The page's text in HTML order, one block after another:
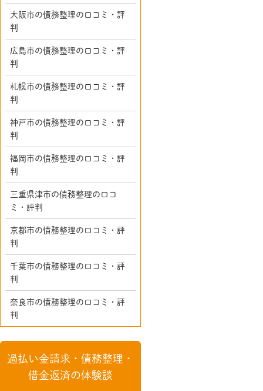
大阪市の債務整理の口コミ・評
判
広島市の債務整理の口コミ・評
判
札幌市の債務整理の口コミ・評
判
神戸市の債務整理の口コミ・評
判
福岡市の債務整理の口コミ・評
判
三重県津市の債務整理の口コ
ミ・評判
京都市の債務整理の口コミ・評
判
千葉市の債務整理の口コミ・評
判
奈良市の債務整理の口コミ・評
判
過払い金請求・債務整理・
借金返済の体験談